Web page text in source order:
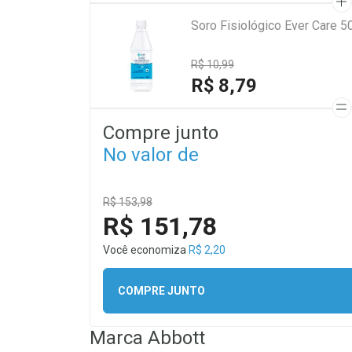
Soro Fisiológico Ever Care
R$ 10,99
R$ 8,79
Compre junto
No valor de
R$ 153,98
R$ 151,78
Você economiza R$ 2,20
COMPRE JUNTO
Marca Abbott